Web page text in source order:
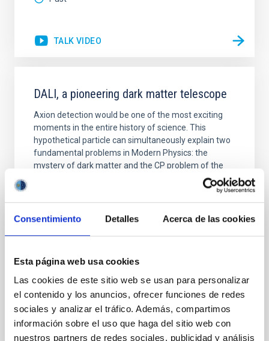
Consentimiento Detalles Acerca de las cookies
Esta página web usa cookies
Las cookies de este sitio web se usan para personalizar
el contenido y los anuncios, ofrecer funciones de redes
sociales y analizar el tráfico. Además, compartimos
información sobre el uso que haga del sitio web con
nuestros partners de redes sociales, publicidad y análisis
TALK VIDEO
DALI, a pioneering dark matter telescope
Axion detection would be one of the most exciting
moments in the entire history of science. This
hypothetical particle can simultaneously explain two
fundamental problems in Modern Physics: the
mystery of dark matter and the CP problem of the
overview of the status for the search for axions and I
Javier de Miguel Hernández
INSTITUTO DE ASTROFÍSICA DE CANARIAS
Online
23 Jun 2020 - 12:30 Europe/London
Past